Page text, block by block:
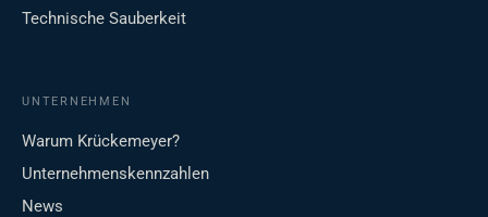
Technische Sauberkeit
UNTERNEHMEN
Warum Krückemeyer?
Unternehmenskennzahlen
News